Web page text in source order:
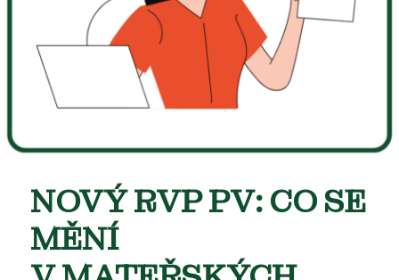
NOVÝ RVP PV: CO SE
MĚNÍ